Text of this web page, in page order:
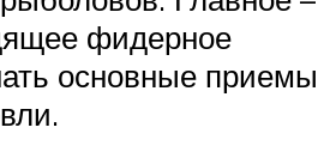
фидерное
основные приемы